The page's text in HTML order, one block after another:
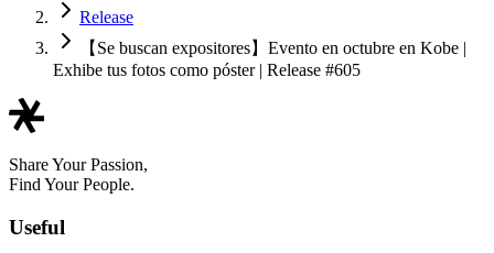
Release
【Se buscan expositores】Evento en octubre en Kobe |
Exhibe tus fotos como póster | Release #605
Share Your Passion,
Find Your People.
Useful